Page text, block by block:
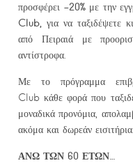
προσφέρει -20%με την
Club,για να ταξιδέψετε
από Πειραιά με
αντίστροφα.
Με το πρόγραμμα
Club κάθε φορά που
μοναδικά προνόμια,
ακόμα και δωρεάν εισιτήρια.
ΑΝΩ ΤΩΝ 60 ΕΤΩΝ…